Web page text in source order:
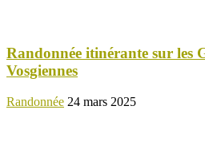
Randonnée itinérante sur les
Vosgiennes
Randonnée 24 mars 2025